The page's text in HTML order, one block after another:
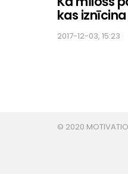
kas
2017-12-03, 15:23